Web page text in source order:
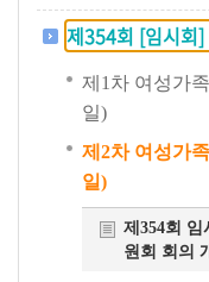
제354회 [임시회
제1차 여성가
일)
제2차 여성가
일)
제354회 임
원회 회의